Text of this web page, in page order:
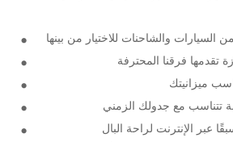
والشاحنات للاختيار من بينها
تقدمها فرقنا المحترفة
ميزانيتك
تتناسب مع جدولك الزمني
عبر الإنترنت لراحة البال